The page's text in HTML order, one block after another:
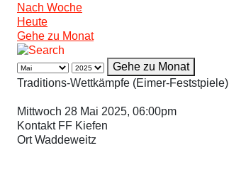
Nach Woche
Heute
Gehe zu Monat
Gehe zu Monat
Traditions-Wettkämpfe (Eimer-Feststpiele)
Mittwoch 28 Mai 2025, 06:00pm
Kontakt FF Kiefen
OrtWaddeweitz